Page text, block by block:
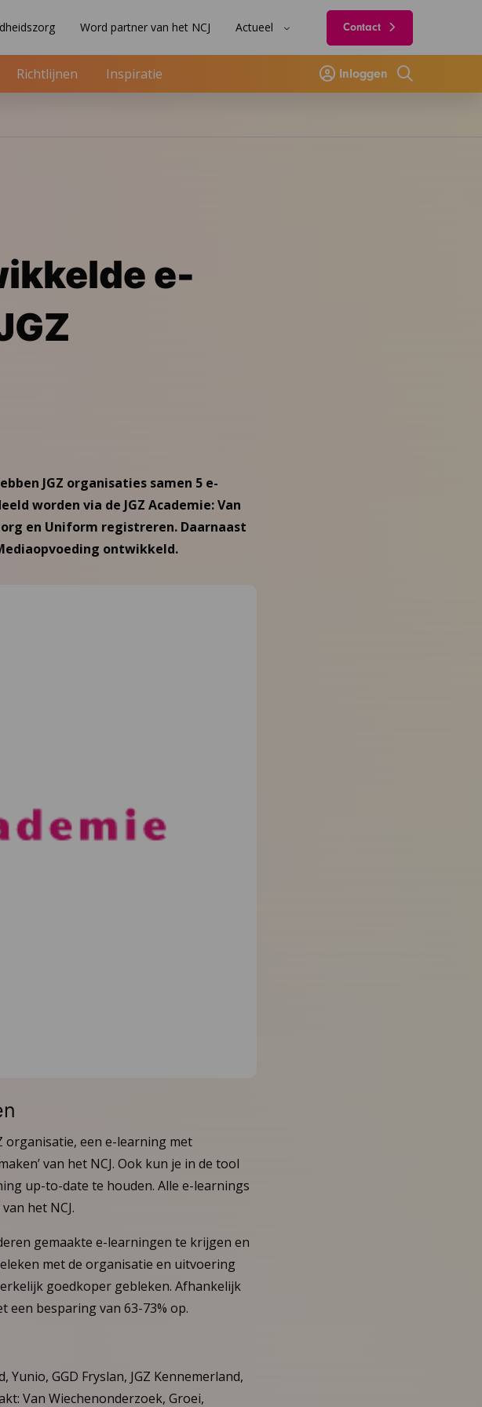
Word partner van het NCJ Actueel Contact
Richtlijnen Inspiratie Inloggen
Zoeken
e-
JGZ organisaties samen 5 e-
worden via de JGZ Academie: Van
en Uniform registreren. Daarnaast
ontwikkeld.
organisatie, een e-learning met
van het NCJ. Ook kun je in de tool
up-to-date te houden. Alle e-learnings
het NCJ.
gemaakte e-learningen te krijgen en
met de organisatie en uitvoering
goedkoper gebleken. Afhankelijk
een besparing van 63-73% op.
GGD Fryslan, JGZ Kennemerland,
Van Wiechenonderzoek, Groei,